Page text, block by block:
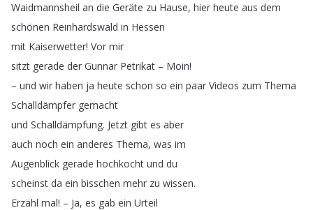
Waidmannsheil an die Geräte zu Hause, hier heute aus dem
schönen Reinhardswald in Hessen
mit Kaiserwetter! Vor mir
sitzt gerade der Gunnar Petrikat – Moin!
– und wir haben ja heute schon so ein paar Videos zum Thema
Schalldämpfer gemacht
und Schalldämpfung. Jetzt gibt es aber
auch noch ein anderes Thema, was im
Augenblick gerade hochkocht und du
scheinst da ein bisschen mehr zu wissen.
Erzähl mal! – Ja, es gab ein Urteil